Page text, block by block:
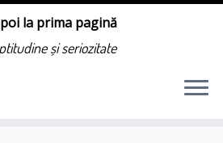
și seriozitate